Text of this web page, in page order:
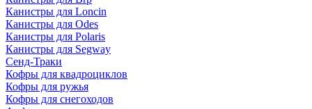
Канистры для Loncin
Канистры для Odes
Канистры для Polaris
Канистры для Segway
Сенд-Траки
Кофры для квадроциклов
Кофры для ружья
Кофры для снегоходов